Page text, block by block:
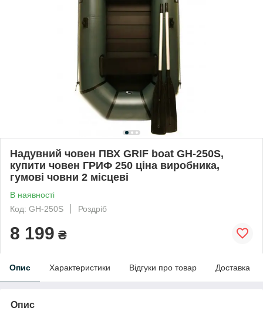
Надувний човен ПВХ GRIF boat GH-250S,
купити човен ГРИФ 250 ціна виробника,
гумові човни 2 місцеві
В наявності
Код: GН-250S
Роздріб
8 199 ₴
Опис Характеристики Відгуки про товар Доставка
Опис